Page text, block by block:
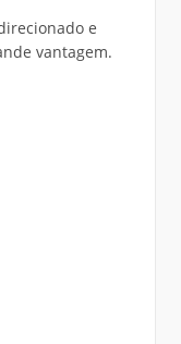
e
vantagem.